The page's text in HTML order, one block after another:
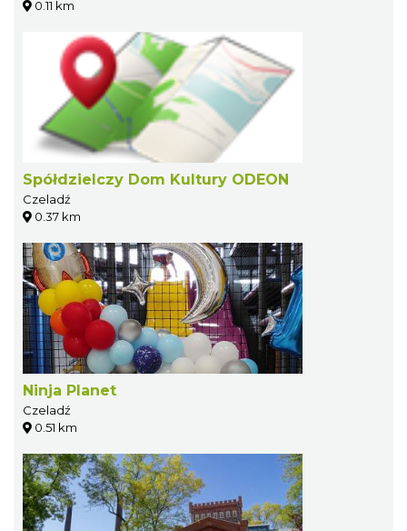
0.11 km
Spółdzielczy Dom Kultury ODEON
Czeladź
0.37 km
Ninja Planet
Czeladź
0.51 km